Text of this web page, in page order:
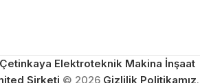
Çetinkaya Elektroteknik Makina İnşaat
Şirketi © 2026 Gizlilik Politikamız.